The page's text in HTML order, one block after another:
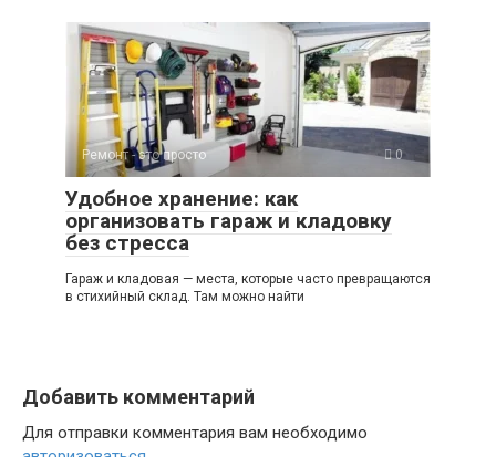
Ремонт - это просто 0
Удобное хранение: как
организовать гараж и кладовку
без стресса
Гараж и кладовая — места, которые часто превращаются
в стихийный склад. Там можно найти
Добавить комментарий
Для отправки комментария вам необходимо